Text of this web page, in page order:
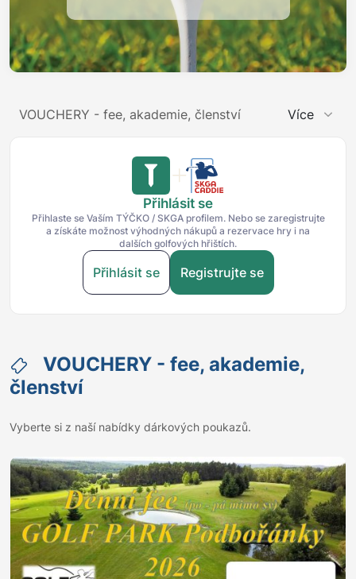
VOUCHERY - fee, akademie, členství Více
Přihlásit se
Přihlaste se Vaším TÝČKO / SKGA profilem. Nebo se zaregistrujte
a získáte možnost výhodných nákupů a rezervace hry i na
dalších golfových hřištích.
Přihlásit se Registrujte se
VOUCHERY - fee, akademie,
členství
Vyberte si z naší nabídky dárkových poukazů.